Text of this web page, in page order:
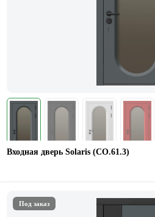
Входная дверь Solaris (СО.61.3)
Под заказ